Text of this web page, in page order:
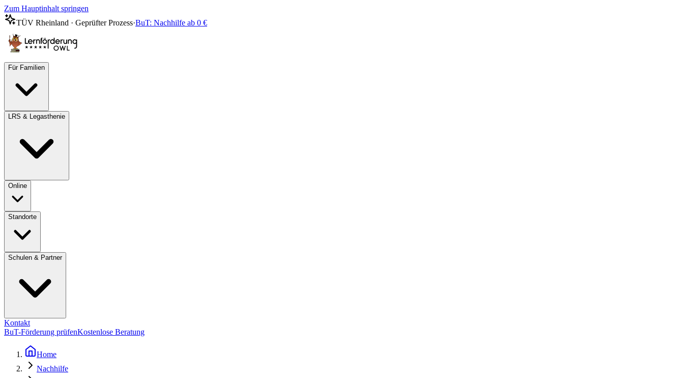
Zum Hauptinhalt springen
TÜV Rheinland · Geprüfter Prozess·BuT: Nachhilfe ab 0 €
Für Familien
LRS & Legasthenie
Online
Standorte
Schulen & Partner
Kontakt
BuT-Förderung prüfenKostenlose Beratung
Home
Nachhilfe